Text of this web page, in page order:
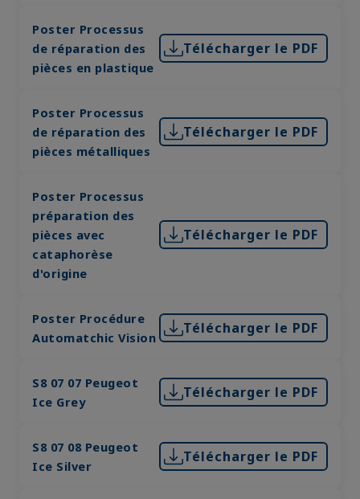
Poster Processus
de réparation des
pièces en plastique
Télécharger le PDF
Poster Processus
de réparation des
pièces métalliques
Télécharger le PDF
Poster Processus
préparation des
pièces avec
cataphorèse
d'origine
Télécharger le PDF
Poster Procédure
Automatchic Vision
Télécharger le PDF
S8 07 07 Peugeot
Ice Grey
Télécharger le PDF
S8 07 08 Peugeot
Ice Silver
Télécharger le PDF